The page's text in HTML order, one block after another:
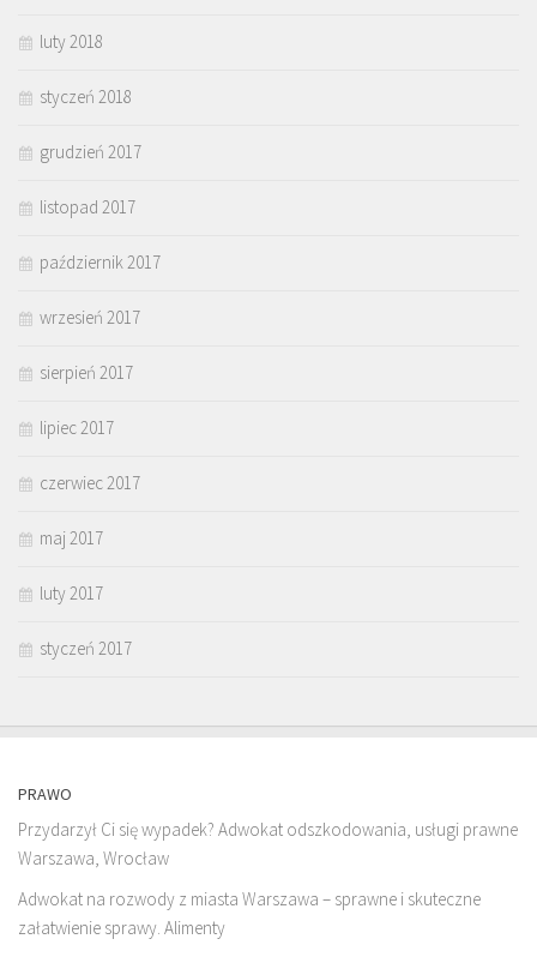
luty 2018
styczeń 2018
grudzień 2017
listopad 2017
październik 2017
wrzesień 2017
sierpień 2017
lipiec 2017
czerwiec 2017
maj 2017
luty 2017
styczeń 2017
PRAWO
Przydarzył Ci się wypadek? Adwokat odszkodowania, usługi prawne
Warszawa, Wrocław
Adwokat na rozwody z miasta Warszawa – sprawne i skuteczne
załatwienie sprawy. Alimenty